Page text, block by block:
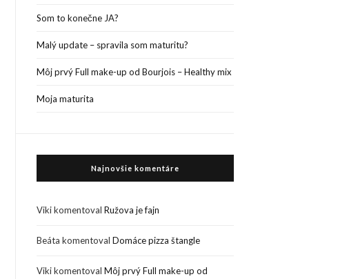
Som to konečne JA?
Malý update – spravila som maturitu?
Môj prvý Full make-up od Bourjois – Healthy mix
Moja maturita
Najnovšie komentáre
VikikomentovalRužova je fajn
Beáta komentovalDomáce pizza štangle
VikikomentovalMôj prvý Full make-up od